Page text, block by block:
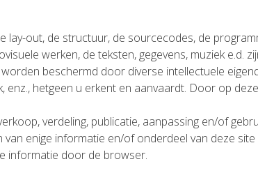
lay-out, de structuur, de sourcecodes, de
werken, de teksten, gegevens, muziek
beschermd door diverse intellectuele
hetgeen u erkent en aanvaardt. Door op
verdeling, publicatie, aanpassing en/of
enige informatie en/of onderdeel van deze
informatie door de browser.